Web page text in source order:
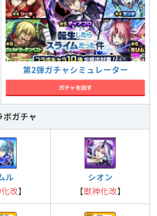
第2弾ガチャシミュレーター
ボガチャ
ル
改】
シオン
【獣神化改】